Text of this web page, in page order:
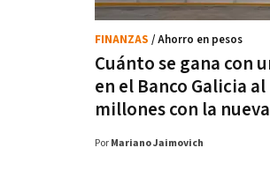
Cuánto se gana con
en el Banco Galicia
millones con la
FINANZAS / Ahorro en pesos
Por Mariano Jaimovich